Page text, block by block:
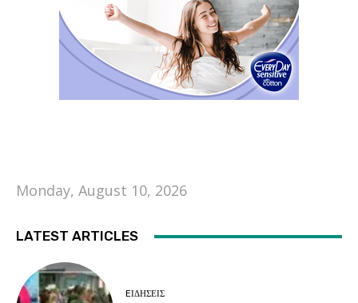
Monday, August 10, 2026
LATEST ARTICLES
EΙΔΗΣΕΙΣ